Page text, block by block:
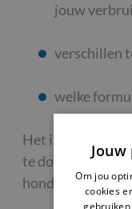
jouw
verschillen
welke
Het is slim om
te doen. Een
honderdenOm jou
cookies